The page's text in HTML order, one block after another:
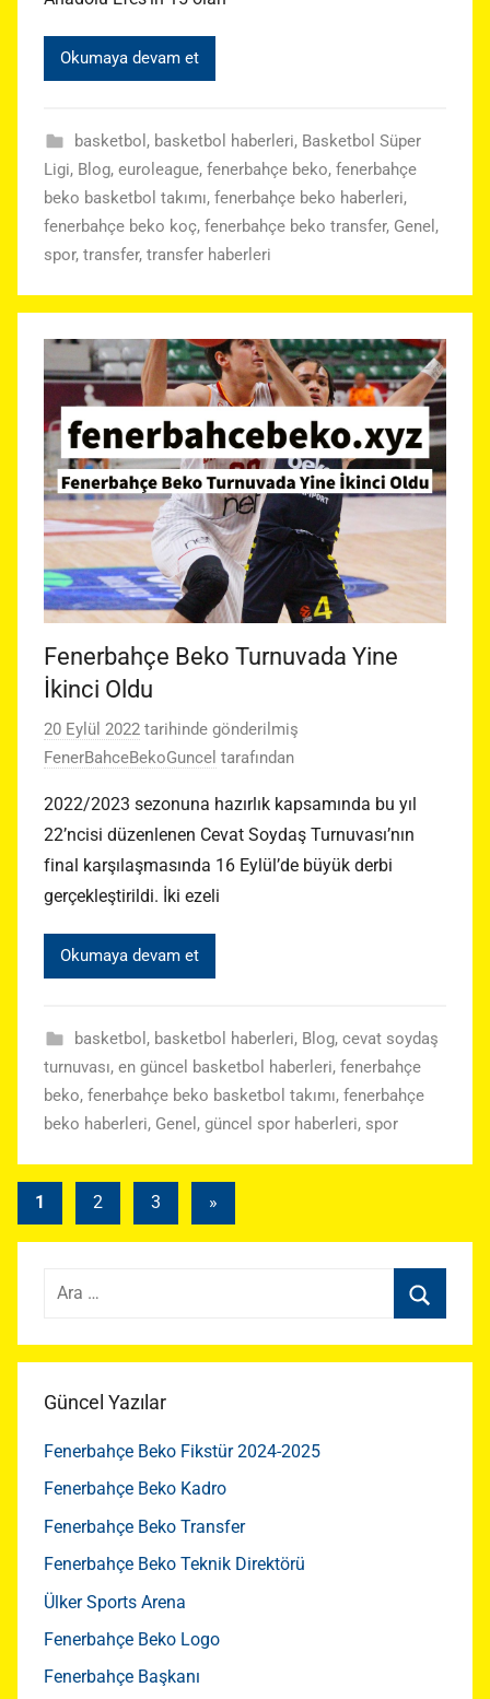
Okumaya devam et
basketbol , basketbol haberleri, Basketbol Süper
Ligi, Blog, euroleague, fenerbahçe beko, fenerbahçe
beko basketbol takımı, fenerbahçe beko haberleri,
fenerbahçe beko koç, fenerbahçe beko transfer, Genel ,
spor, transfer, transfer haberleri
Fenerbahçe Beko Turnuvada Yine
İkinci Oldu
20 Eylül 2022 tarihinde gönderilmiş
FenerBahceBekoGuncel tarafından
2022/2023 sezonuna hazırlık kapsamında bu yıl
22’ncisi düzenlenen Cevat Soydaş Turnuvası’nın
final karşılaşmasında 16 Eylül’de büyük derbi
gerçekleştirildi. İki ezeli
Okumaya devam et
basketbol , basketbol haberleri, Blog, cevat soydaş
turnuvası, en güncel basketbol haberleri, fenerbahçe
beko, fenerbahçe beko basketbol takımı, fenerbahçe
beko haberleri, Genel , güncel spor haberleri, spor
Yazı
sayfalaması
1 2 3
Sonraki
»
Arama:
Güncel Yazılar
Fenerbahçe Beko Fikstür 2024-2025
Fenerbahçe Beko Kadro
Fenerbahçe Beko Transfer
Fenerbahçe Beko Teknik Direktörü
Ülker Sports Arena
Fenerbahçe Beko Logo
Fenerbahçe Başkanı